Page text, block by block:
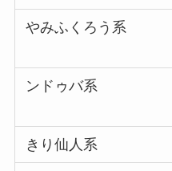
やみふくろう系
ンドゥバ系
きり仙人系